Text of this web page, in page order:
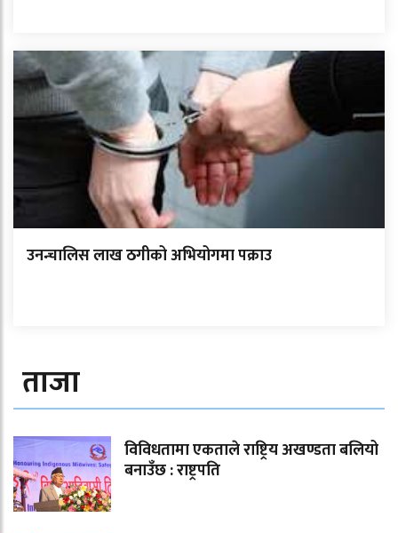
उनन्चालिस लाख ठगीको अभियोगमा पक्राउ
ताजा
विविधतामा एकताले राष्ट्रिय अखण्डता बलियो
बनाउँछ : राष्ट्रपति